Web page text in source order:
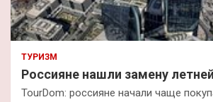
ТУРИЗМ
Россияне нашли замену
TourDom: россияне начали чаще